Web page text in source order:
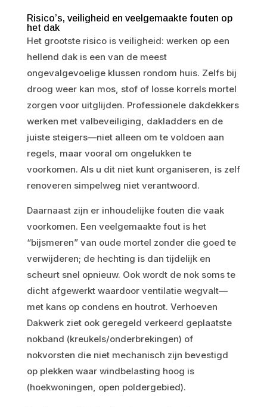
Risico’s, veiligheid en veelgemaakte fouten op
het dak
Het grootste risico is veiligheid: werken op een
hellend dak is een van de meest
ongevalgevoelige klussen rondom huis. Zelfs bij
droog weer kan mos, stof of losse korrels mortel
zorgen voor uitglijden. Professionele dakdekkers
werken met valbeveiliging, dakladders en de
juiste steigers—niet alleen om te voldoen aan
regels, maar vooral om ongelukken te
voorkomen. Als u dit niet kunt organiseren, is zelf
renoveren simpelweg niet verantwoord.
Daarnaast zijn er inhoudelijke fouten die vaak
voorkomen. Een veelgemaakte fout is het
“bijsmeren” van oude mortel zonder die goed te
verwijderen; de hechting is dan tijdelijk en
scheurt snel opnieuw. Ook wordt de nok soms te
dicht afgewerkt waardoor ventilatie wegvalt—
met kans op condens en houtrot. Verhoeven
Dakwerk ziet ook geregeld verkeerd geplaatste
nokband (kreukels/onderbrekingen) of
nokvorsten die niet mechanisch zijn bevestigd
op plekken waar windbelasting hoog is
(hoekwoningen, open poldergebied).